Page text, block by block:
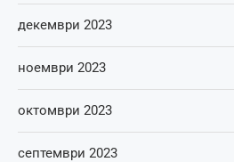
декември 2023
ноември 2023
октомври 2023
септември 2023